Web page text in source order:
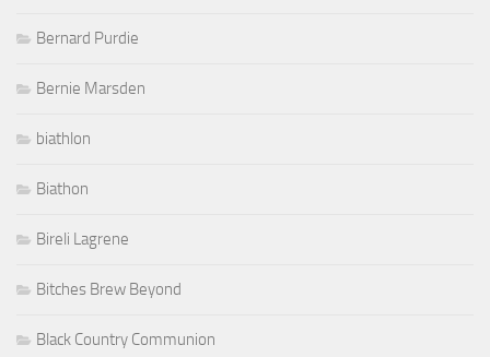
Bernard Purdie
Bernie Marsden
biathlon
Biathon
Bireli Lagrene
Bitches Brew Beyond
Black Country Communion